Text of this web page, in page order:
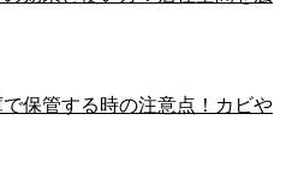
保管する時の注意点！カビや